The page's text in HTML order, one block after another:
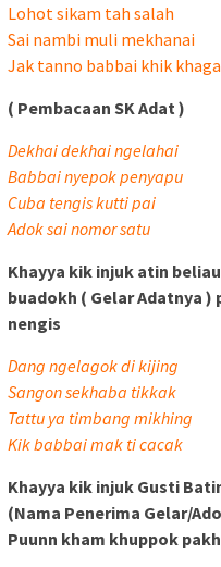
Lohot sikam tah salah
Sai nambi muli mekhanai
Jak tanno babbai khik
( Pembacaan SK Adat )
Dekhai dekhai ngelahai
Babbai nyepok penyapu
Cuba tengis kutti pai
Adok sai nomor satu
Khayya kik injuk atin
buadokh ( Gelar Adatnya
nengis
Dang ngelagok di kijing
Sangon sekhaba tikkak
Tattu ya timbang mikhing
Kik babbai mak ti cacak
Khayya kik injuk Gusti
(Nama Penerima Gelar/
Puunn kham khuppok